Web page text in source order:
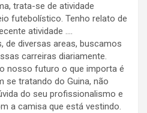
trata-se de atividade
futebolístico. Tenho relato de
atividade ….
de diversas areas, buscamos
carreiras diariamente.
nosso futuro o que importa é
se tratando do Guina, não
do seu profissionalismo e
a camisa que está vestindo.